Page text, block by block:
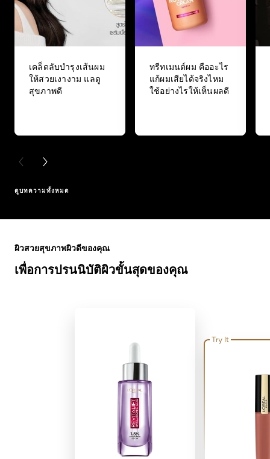
เคล็ดลับบำรุงเส้นผม
ให้สวยเงางาม แลดู
สุขภาพดี
ทรีทเมนต์ผม คืออะไร
แก้ผมเสียได้จริงไหม
ใช้อย่างไรให้เห็นผลดี
PREVIOUS CARD
NEXT CARD
ดูบทความทั้งหมด
เพื่อการปรนนิบัติผิวขั้นสุดของคุณ
ผิวสวยสุขภาพผิวดีของคุณ
Try It